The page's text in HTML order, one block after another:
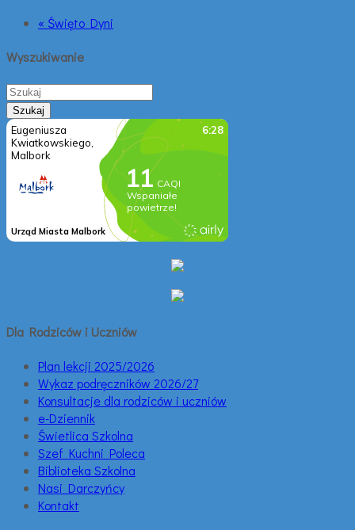
« Święto Dyni
Wyszukiwanie
Dla Rodziców i Uczniów
Plan lekcji 2025/2026
Wykaz podręczników 2026/27
Konsultacje dla rodziców i uczniów
e-Dziennik
Świetlica Szkolna
Szef Kuchni Poleca
Biblioteka Szkolna
Nasi Darczyńcy
Kontakt